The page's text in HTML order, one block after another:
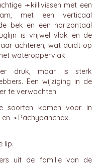
➛killivissen met een
met een verticaal
bek en een horizontaal
is vrijwel vlak en de
achteren, wat duidt op
wateroppervlak.
druk, maar is sterk
Een wijziging in de
te verwachten.
soorten komen voor in
en ➛Pachypanchax.
lip.
uit de familie van de